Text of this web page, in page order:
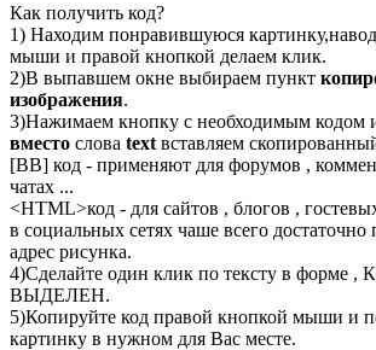
Как получить код?
1) Находим понравившуюся
мыши и правой кнопкой делаем клик.
2)В выпавшем окне выбираем пункт
изображения.
3)Нажимаем кнопку с необходимым кодом
вместо слова text вставляем
[BB] код - применяют для форумов ,
чатах ...
<HTML>код - для сайтов , блогов ,
в социальных сетях чаше всего достаточно
адрес рисунка.
4)Сделайте один клик по тексту в форме
ВЫДЕЛЕН.
5)Копируйте код правой кнопкой мыши и
картинку в нужном для Вас месте.